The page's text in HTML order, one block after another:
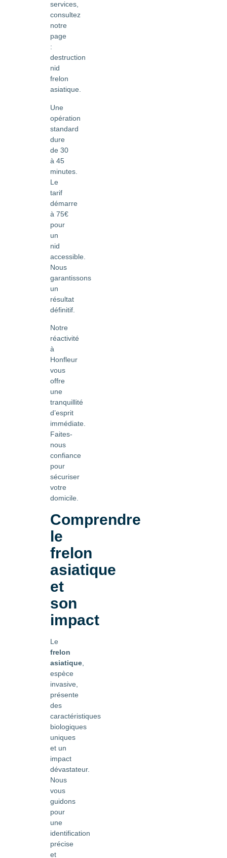
services,
consultez
notre
page
:
destruction
nid
frelon
asiatique.
Une
opération
standard
dure
de 30
à 45
minutes.
Le
tarif
démarre
à 75€
pour
un
nid
accessible.
Nous
garantissons
un
résultat
définitif.
Notre
réactivité
à
Honfleur
vous
offre
une
tranquillité
d’esprit
immédiate.
Faites-
nous
confiance
pour
sécuriser
votre
domicile.
Comprendre
le
frelon
asiatique
et
son
impact
Le
frelon
asiatique
espèce
invasive,
présente
des
caractéristiques
biologiques
uniques
et un
impact
dévastateur.
Nous
vous
guidons
pour
une
identification
précise
et